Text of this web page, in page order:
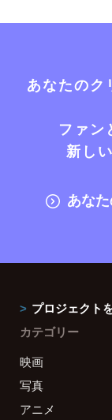
あなたのク
ファン
新し
あな
プロジェクト
カテゴリー
映画
写真
アニメ